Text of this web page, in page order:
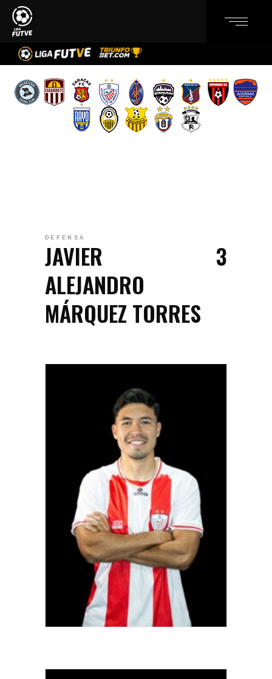
DEFENSA
3
JAVIER
ALEJANDRO
MÁRQUEZ TORRES